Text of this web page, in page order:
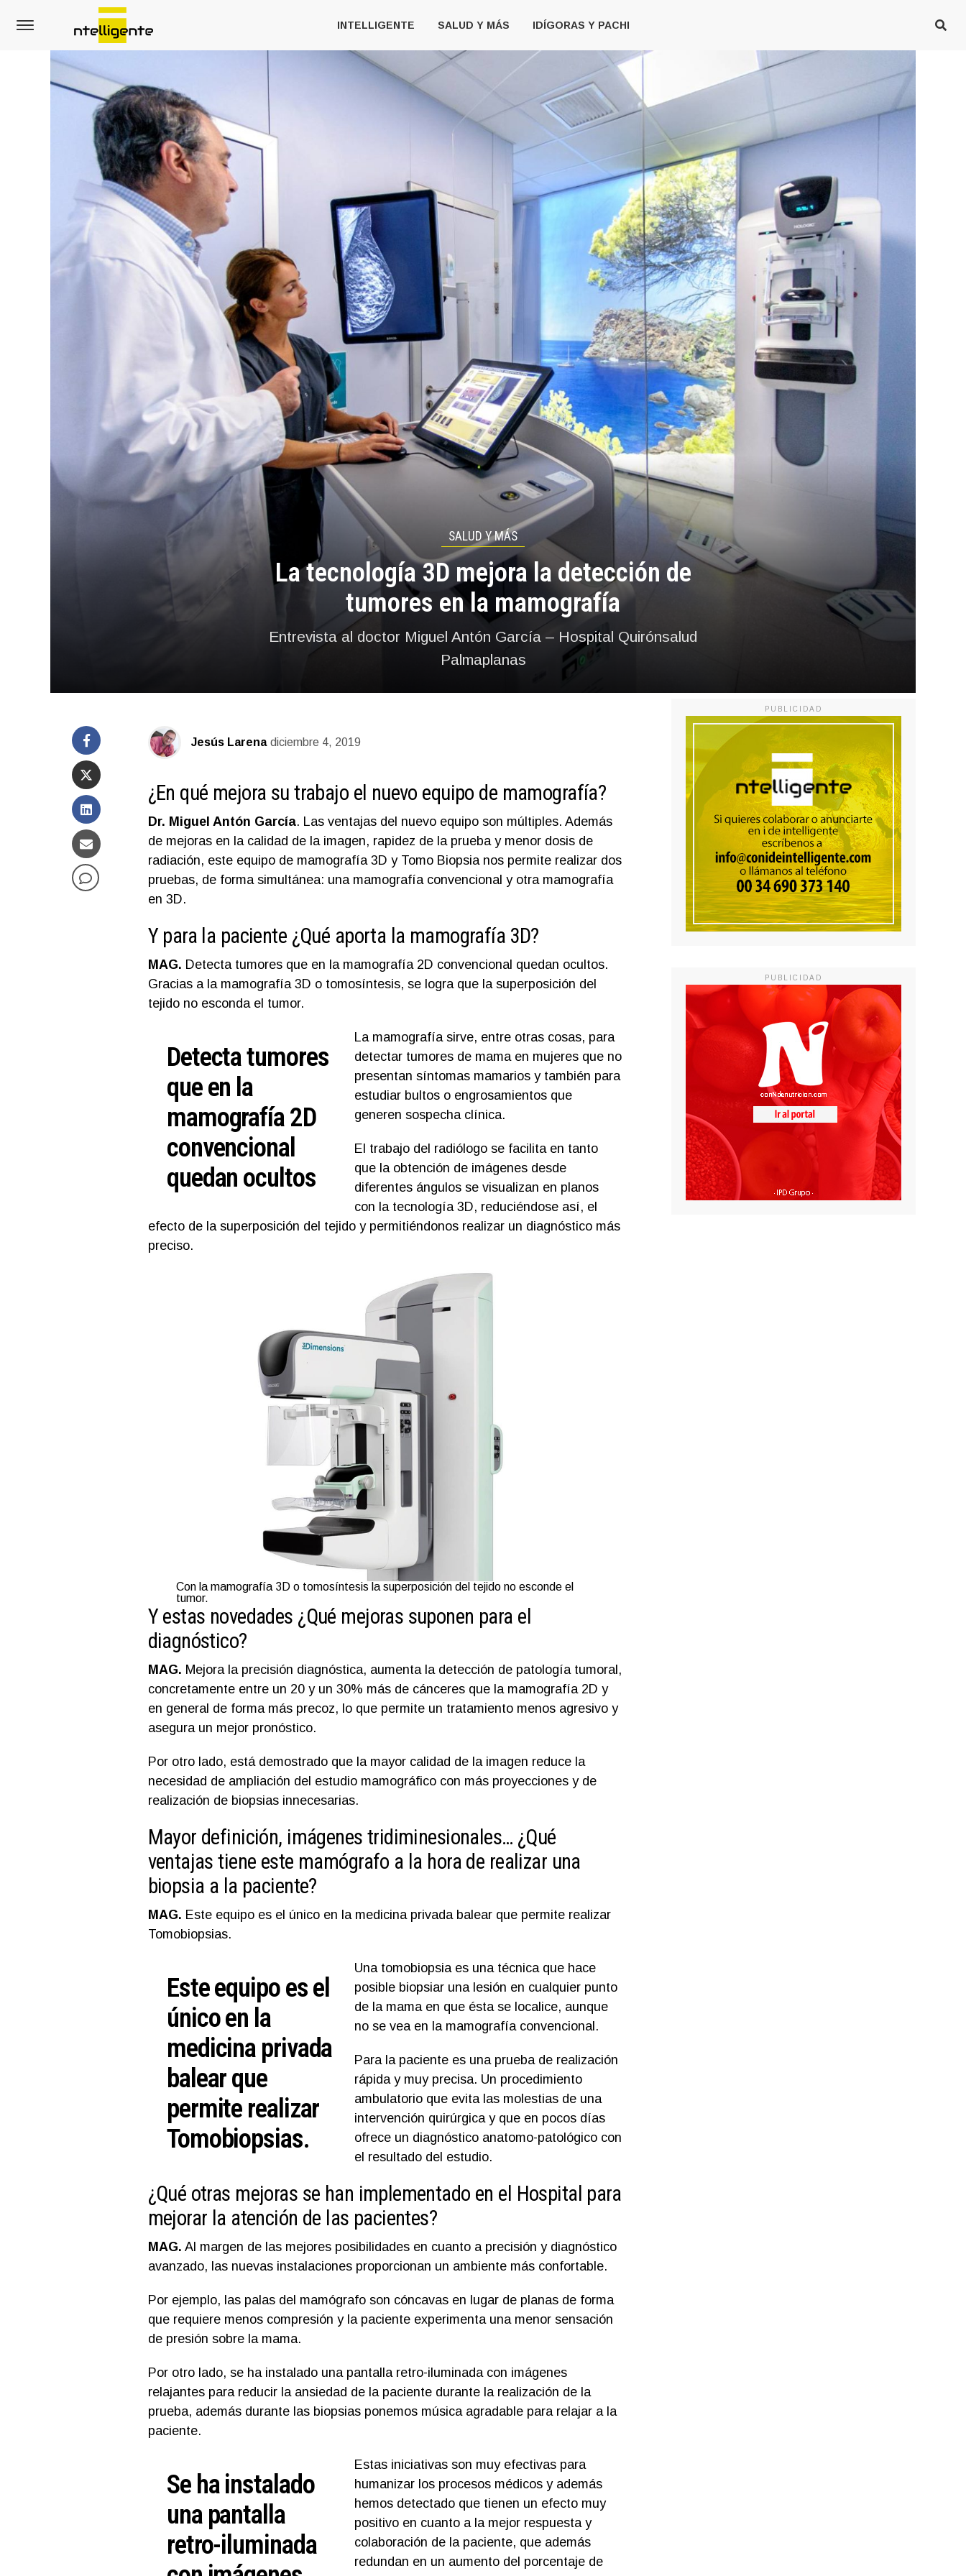
INTELLIGENTE SALUD Y MÁS IDÍGORAS Y PACHI
SALUD Y MÁS
La tecnología 3D mejora la detección de
tumores en la mamografía
Entrevista al doctor Miguel Antón García – Hospital Quirónsalud
Palmaplanas
Jesús Larena diciembre 4, 2019
¿En qué mejora su trabajo el nuevo equipo de mamografía?
Dr. Miguel Antón García. Las ventajas del nuevo equipo son múltiples. Además
de mejoras en la calidad de la imagen, rapidez de la prueba y menor dosis de
radiación, este equipo de mamografía 3D y Tomo Biopsia nos permite realizar dos
pruebas, de forma simultánea: una mamografía convencional y otra mamografía
en 3D.
Y para la paciente ¿Qué aporta la mamografía 3D?
MAG. Detecta tumores que en la mamografía 2D convencional quedan ocultos.
Gracias a la mamografía 3D o tomosíntesis, se logra que la superposición del
tejido no esconda el tumor.
Detecta tumores
que en la
mamografía 2D
convencional
quedan ocultos
La mamografía sirve, entre otras cosas, para
detectar tumores de mama en mujeres que no
presentan síntomas mamarios y también para
estudiar bultos o engrosamientos que
generen sospecha clínica.
El trabajo del radiólogo se facilita en tanto
que la obtención de imágenes desde
diferentes ángulos se visualizan en planos
con la tecnología 3D, reduciéndose así, el
efecto de la superposición del tejido y permitiéndonos realizar un diagnóstico más
preciso.
Con la mamografía 3D o tomosíntesis la superposición del tejido no esconde el
tumor.
Y estas novedades ¿Qué mejoras suponen para el
diagnóstico?
MAG. Mejora la precisión diagnóstica, aumenta la detección de patología tumoral,
concretamente entre un 20 y un 30% más de cánceres que la mamografía 2D y
en general de forma más precoz, lo que permite un tratamiento menos agresivo y
asegura un mejor pronóstico.
Por otro lado, está demostrado que la mayor calidad de la imagen reduce la
necesidad de ampliación del estudio mamográfico con más proyecciones y de
realización de biopsias innecesarias.
Mayor definición, imágenes tridiminesionales… ¿Qué
ventajas tiene este mamógrafo a la hora de realizar una
biopsia a la paciente?
MAG. Este equipo es el único en la medicina privada balear que permite realizar
Tomobiopsias.
Este equipo es el
único en la
medicina privada
balear que
permite realizar
Tomobiopsias.
Una tomobiopsia es una técnica que hace
posible biopsiar una lesión en cualquier punto
de la mama en que ésta se localice, aunque
no se vea en la mamografía convencional.
Para la paciente es una prueba de realización
rápida y muy precisa. Un procedimiento
ambulatorio que evita las molestias de una
intervención quirúrgica y que en pocos días
ofrece un diagnóstico anatomo-patológico con
el resultado del estudio.
¿Qué otras mejoras se han implementado en el Hospital para
mejorar la atención de las pacientes?
MAG. Al margen de las mejores posibilidades en cuanto a precisión y diagnóstico
avanzado, las nuevas instalaciones proporcionan un ambiente más confortable.
Por ejemplo, las palas del mamógrafo son cóncavas en lugar de planas de forma
que requiere menos compresión y la paciente experimenta una menor sensación
de presión sobre la mama.
Por otro lado, se ha instalado una pantalla retro-iluminada con imágenes
relajantes para reducir la ansiedad de la paciente durante la realización de la
prueba, además durante las biopsias ponemos música agradable para relajar a la
paciente.
Se ha instalado
una pantalla
retro-iluminada
Estas iniciativas son muy efectivas para
humanizar los procesos médicos y además
hemos detectado que tienen un efecto muy
positivo en cuanto a la mejor respuesta y
colaboración de la paciente, que además
redundan en un aumento del porcentaje de
PUBLICIDAD
PUBLICIDAD